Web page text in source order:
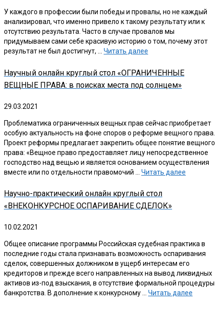
У каждого в профессии были победы и провалы, но не каждый
анализировал, что именно привело к такому результату или к
отсутствию результата. Часто в случае провалов мы
придумываем сами себе красивую историю о том, почему этот
результат не был достигнут, … Читать далее
Научный онлайн круглый стол «ОГРАНИЧЕННЫЕ
ВЕЩНЫЕ ПРАВА: в поисках места под солнцем»
29.03.2021
Проблематика ограниченных вещных прав сейчас приобретает
особую актуальность на фоне споров о реформе вещного права.
Проект реформы предлагает закрепить общее понятие вещного
права: «Вещное право предоставляет лицу непосредственное
господство над вещью и является основанием осуществления
вместе или по отдельности правомочий … Читать далее
Научно-практический онлайн круглый стол
«ВНЕКОНКУРСНОЕ ОСПАРИВАНИЕ СДЕЛОК»
10.02.2021
Общее описание программы Российская судебная практика в
последние годы стала признавать возможность оспаривания
сделок, совершенных должником в ущерб интересам его
кредиторов и прежде всего направленных на вывод ликвидных
активов из-под взыскания, в отсутствие формальной процедуры
банкротства. В дополнение к конкурсному … Читать далее